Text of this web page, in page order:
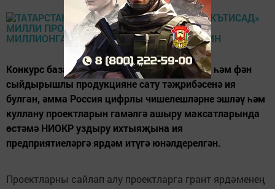
Конкурс базарда уңай эшлекле репутациягә һәм фән
сыйдырышлы продукцияне сату тәҗрибәсенә ия
булган, әмма Россия цифрлы чишелешләрне эшләү һәм
куллану проектларын гамәлгә ашыру максатларында
өстәмә НИОКР уздыру ихтыяҗына ия
предприятиеләргә ярдәм итүгә юнәлдерелгән.
Проектларны сайлап алу проектларга грант ярдәменең